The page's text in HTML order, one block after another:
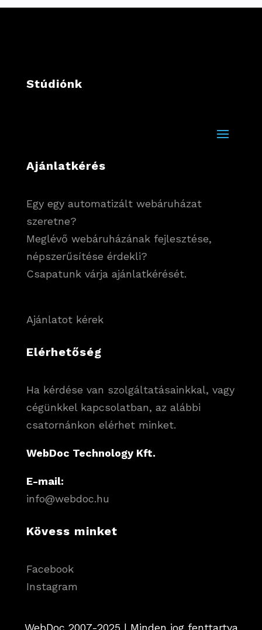
Stúdiónk
Ajánlatkérés
Egy egy automatizált webáruházat
szeretne?
Meglévő webáruházának fejlesztése,
népszerűsítése érdekli?
Csapatunk várja ajánlatkérését.
Ajánlatot kérek
Elérhetőség
Ha kérdése van szolgáltatásainkkal, vagy
cégünkkel kapcsolatban, az alábbi
csatornánkon elérhet minket.
WebDoc Technology Kft.
E-mail:
info@webdoc.hu
Kövess minket
Facebook
Instagram